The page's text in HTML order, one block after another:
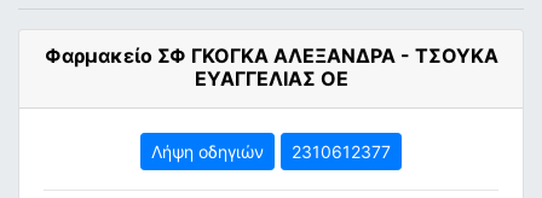
Φαρμακείο ΣΦ ΓΚΟΓΚΑ ΑΛΕΞΑΝΔΡΑ - ΤΣΟΥΚΑ
ΕΥΑΓΓΕΛΙΑΣ ΟΕ
Λήψη οδηγιών 2310612377